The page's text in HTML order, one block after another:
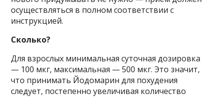
осуществляться в полном соответствии с
инструкцией.
Сколько?
Для взрослых минимальная суточная дозировка
— 100 мкг, максимальная — 500 мкг. Это значит,
что принимать Йодомарин для похудения
следует, постепенно увеличивая количество